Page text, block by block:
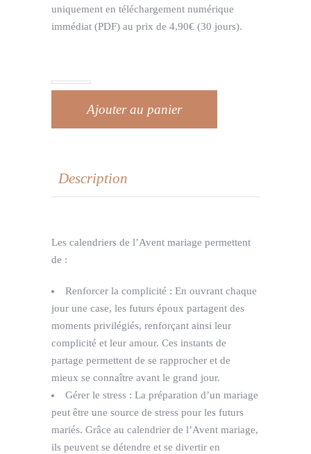
uniquement en téléchargement numérique
immédiat (PDF) au prix de 4,90€ (30 jours).
Ajouter au panier
Description
Les calendriers de l’Avent mariage permettent
de :
Renforcer la complicité : En ouvrant chaque
jour une case, les futurs époux partagent des
moments privilégiés, renforçant ainsi leur
complicité et leur amour. Ces instants de
partage permettent de se rapprocher et de
mieux se connaître avant le grand jour.
Gérer le stress : La préparation d’un mariage
peut être une source de stress pour les futurs
mariés. Grâce au calendrier de l’Avent mariage,
ils peuvent se détendre et se divertir en